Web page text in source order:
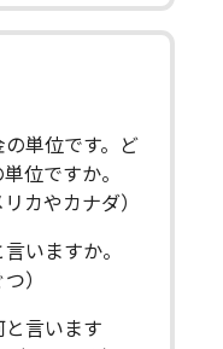
の単位です。ど
単位ですか。
カやカナダ）
言いますか。
）
と言います